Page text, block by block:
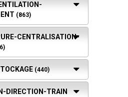
(863)
CENTRALISATION-
(440)
DIRECTION-TRAIN